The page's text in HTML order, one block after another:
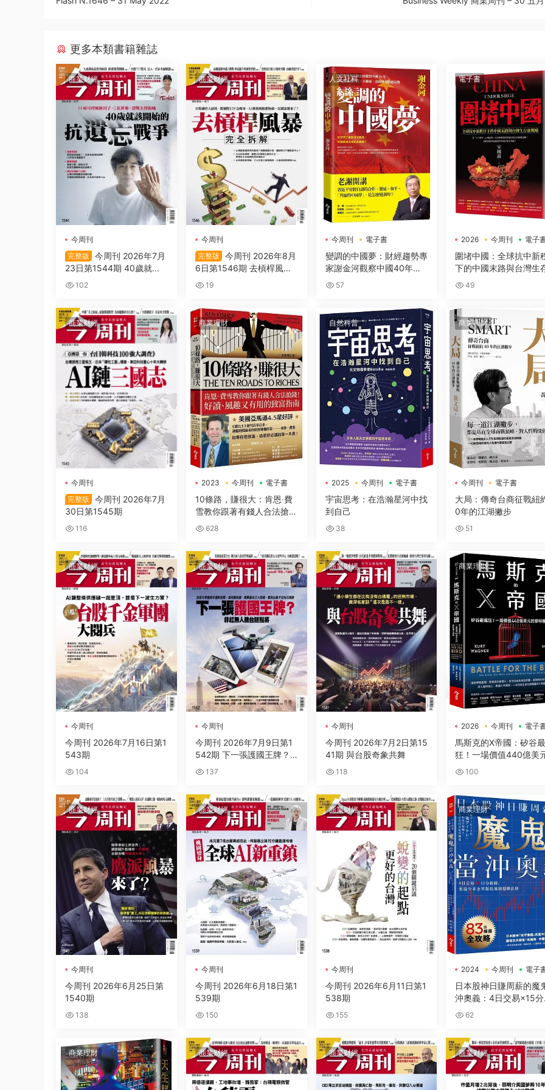
更多本類書籍雜誌
商業财經
今周刊
完整版
今周刊 2026年7月
23日第1544期 40歲就該
開始的 抗遺忘戰爭
102
商業财經
今周刊
完整版
今周刊 2026年8月
6日第1546期 去槓桿風暴
完全拆解
19
人文社科
今周刊 電子書
變調的中國夢：財經趨勢專
家謝金河觀察中國40年，
深度解讀美中台三方關係，
57
電子書
2026 今周刊 電子
圍堵中國：全球抗中新
下的中國末路與台灣生
戰略
49
商業财經
今周刊
完整版
今周刊 2026年7月
30日第1545期
116
商業理財
2023 今周刊 電子書
10條路，賺很大：肯恩‧費
雪教你跟著有錢人合法搶
錢！好讀、風趣又有用的緻
628
自然科普
2025 今周刊 電子書
宇宙思考：在浩瀚星河中找
到自己
38
商業理財
今周刊 電子書
大局：傳奇台商征戰紐
0年的江湖撇步
51
商業财經
今周刊
今周刊 2026年7月16日第1
543期
104
商業财經
今周刊
今周刊 2026年7月9日第1
542期 下一張護國王牌？
非紅無人機台鏈點將
137
商業财經
今周刊
今周刊 2026年7月2日第15
41期 與台股奇象共舞
118
商業理財
2026 今周刊 電子
馬斯克的X帝國：矽谷
狂！一場價值440億美
推特權力遊戲
100
商業财經
今周刊
今周刊 2026年6月25日第
1540期
138
商業财經
今周刊
今周刊 2026年6月18日第1
539期
150
商業财經
今周刊
今周刊 2026年6月11日第1
538期
155
商業理財
2024 今周刊 電子
日本股神日賺周薪的魔
沖奧義：4日交易×15
圖，用最少本金掌握低
62
商業理財 商業财經 商業财經 商業财經